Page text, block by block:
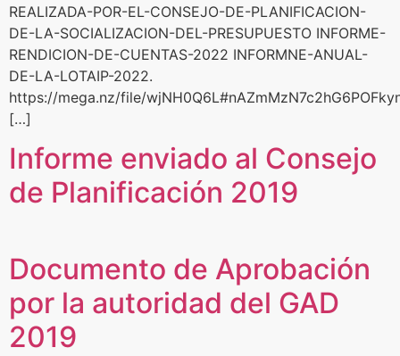
REALIZADA-POR-EL-CONSEJO-DE-PLANIFICACION-
DE-LA-SOCIALIZACION-DEL-PRESUPUESTO INFORME-
RENDICION-DE-CUENTAS-2022 INFORMNE-ANUAL-
DE-LA-LOTAIP-2022.
https://mega.nz/file/
[…]
Informe enviado al Consejo
de Planificación 2019
Documento de Aprobación
por la autoridad del GAD
2019